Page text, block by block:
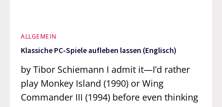
ALLGEMEIN
Klassiche PC-Spiele aufleben lassen (Englisch)
by Tibor Schiemann I admit it—I’d rather
play Monkey Island (1990) or Wing
Commander III (1994) before even thinking